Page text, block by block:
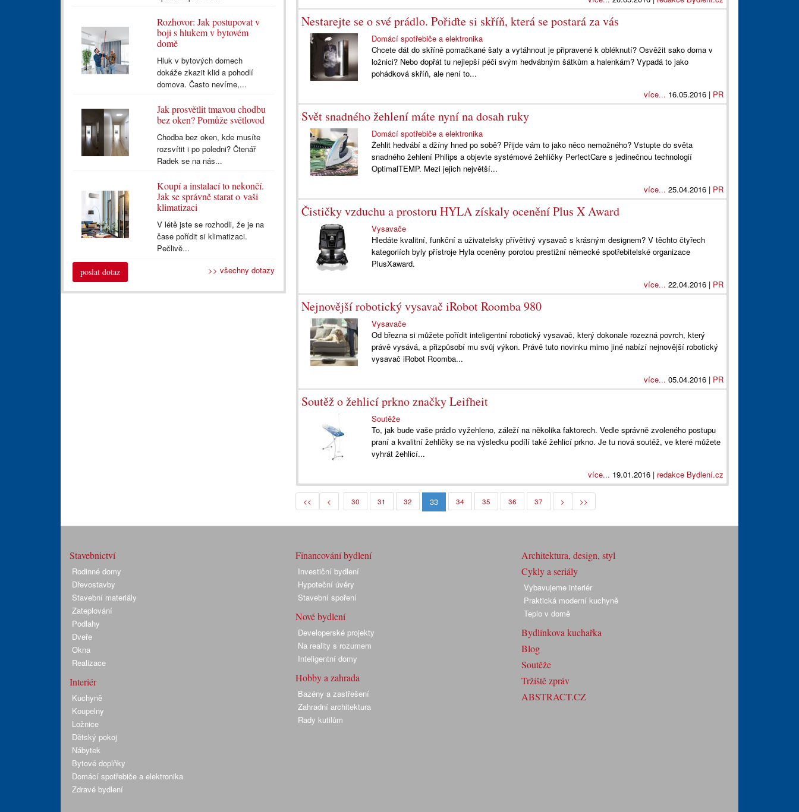
Nestarejte se o své prádlo. Pořiďte si skříň, která se postará za vás
Domácí spotřebiče a elektronika
Chcete dát do skříně pomačkané šaty a vytáhnout je připravené k obléknutí? Osvěžit sako doma v
ložnici? Nebo dopřát tu nejlepší péči svým hedvábným šátkům a halenkám? Vypadá to jako
pohádková skříň, ale není to...
více... 16.05.2016 | PR
Svět snadného žehlení máte nyní na dosah ruky
Domácí spotřebiče a elektronika
Žehlit hedvábí a džíny hned po sobě? Přijde vám to jako něco nemožného? Vstupte do světa
snadného žehlení Philips a objevte systémové žehličky PerfectCare s jedinečnou technologií
OptimalTEMP. Mezi jejich největší...
více... 25.04.2016 | PR
Čističky vzduchu a prostoru HYLA získaly ocenění Plus X Award
Vysavače
Hledáte kvalitní, funkční a uživatelsky přívětivý vysavač s krásným designem? V těchto čtyřech
kategoriích byly přístroje Hyla oceněny porotou prestižní německé spotřebitelské organizace
PlusXaward.
více... 22.04.2016 | PR
Nejnovější robotický vysavač iRobot Roomba 980
Vysavače
Od března si můžete pořídit inteligentní robotický vysavač, který dokonale rozezná povrch, který
právě vysává, a přizpůsobí mu svůj výkon. Právě tuto novinku mimo jiné nabízí nejnovější robotický
vysavač iRobot Roomba...
více... 05.04.2016 | PR
Soutěž o žehlicí prkno značky Leifheit
Soutěže
To, jak bude vaše prádlo vyžehleno, záleží na několika faktorech. Vedle správně zvoleného postupu
praní a kvalitní žehličky se na výsledku podílí také žehlicí prkno. Je tu nová soutěž, ve které můžete
vyhrát žehlicí...
více... 19.01.2016 | redakce Bydlení.cz
<< < 30 31 32 33 34 35 36 37 > >>
Rozhovor: Jak postupovat v
boji s hlukem v bytovém
domě
Hluk v bytových domech
dokáže zkazit klid a pohodlí
domova. Často nevíme,...
Jak prosvětlit tmavou chodbu
bez oken? Pomůže světlovod
Chodba bez oken, kde musíte
rozsvítit i po poledni? Čtenář
Radek se na nás...
Koupí a instalací to nekončí.
Jak se správně starat o vaši
klimatizaci
V létě jste se rozhodli, že je na
čase pořídit si klimatizaci.
Pečlivě...
poslat dotaz >> všechny dotazy
Stavebnictví
Rodinné domy
Dřevostavby
Stavební materiály
Zateplování
Podlahy
Dveře
Okna
Realizace
Interiér
Kuchyně
Koupelny
Ložnice
Dětský pokoj
Nábytek
Bytové doplňky
Domácí spotřebiče a elektronika
Zdravé bydlení
Financování bydlení
Investiční bydlení
Hypoteční úvěry
Stavební spoření
Nové bydlení
Developerské projekty
Na reality s rozumem
Inteligentní domy
Hobby a zahrada
Bazény a zastřešení
Zahradní architektura
Rady kutilům
Architektura, design, styl
Cykly a seriály
Vybavujeme interiér
Praktická moderní kuchyně
Teplo v domě
Bydlínkova kuchařka
Blog
Soutěže
Tržiště zpráv
ABSTRACT.CZ